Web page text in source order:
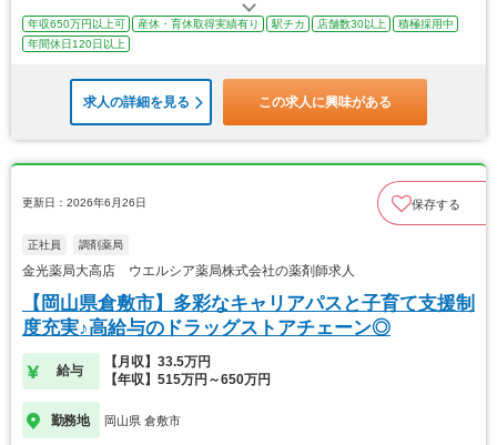
年収650万円以上可 産休・育休取得実績有り 駅チカ 店舗数30以上
積極採用中
年間休日120日以上
求人の詳細を見る この求人に興味がある
更新日：2026年6月26日 保存する
正社員 調剤薬局
金光薬局大高店 ウエルシア薬局株式会社の薬剤師求人
【岡山県倉敷市】多彩なキャリアパスと子育て支援制
度充実♪高給与のドラッグストアチェーン◎
給与
【月収】33.5万円
【年収】515万円～650万円
勤務地 岡山県 倉敷市